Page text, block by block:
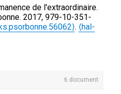
et pratiques politiques
au XVIIIe siècle".Politix,
⟨10.3917/pox.119.0079⟩
raconter la révolte.
⟨hal-
de l'extraordinaire.
2017, 979-10-351-
. ⟨hal-
6 document